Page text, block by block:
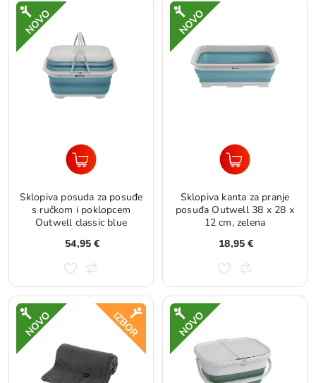
Sklopiva posuda za posuđe
s ručkom i poklopcem
Outwell classic blue
54,95 €
Sklopiva kanta za pranje
posuđa Outwell 38 x 28 x
12 cm, zelena
18,95 €